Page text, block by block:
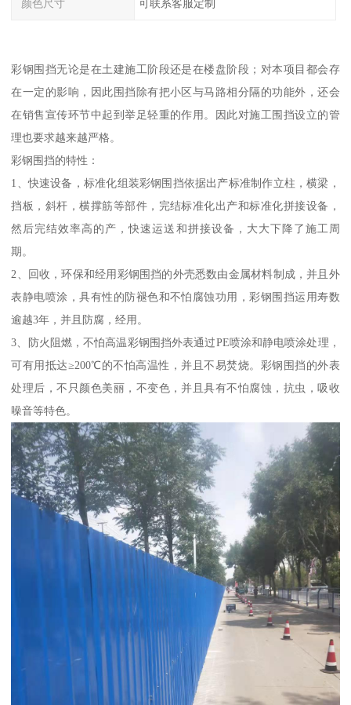
颜色尺寸 可联系客服定制
彩钢围挡无论是在土建施工阶段还是在楼盘阶段；对本项目都会存
在一定的影响，因此围挡除有把小区与马路相分隔的功能外，还会
在销售宣传环节中起到举足轻重的作用。因此对施工围挡设立的管
理也要求越来越严格。
彩钢围挡的特性：
1、快速设备，标准化组装彩钢围挡依据出产标准制作立柱，横梁，
挡板，斜杆，横撑筋等部件，完结标准化出产和标准化拼接设备，
然后完结效率高的产，快速运送和拼接设备，大大下降了施工周
期。
2、回收，环保和经用彩钢围挡的外壳悉数由金属材料制成，并且外
表静电喷涂，具有性的防褪色和不怕腐蚀功用，彩钢围挡运用寿数
逾越3年，并且防腐，经用。
3、防火阻燃，不怕高温彩钢围挡外表通过PE喷涂和静电喷涂处理，
可有用抵达≥200℃的不怕高温性，并且不易焚烧。彩钢围挡的外表
处理后，不只颜色美丽，不变色，并且具有不怕腐蚀，抗虫，吸收
噪音等特色。